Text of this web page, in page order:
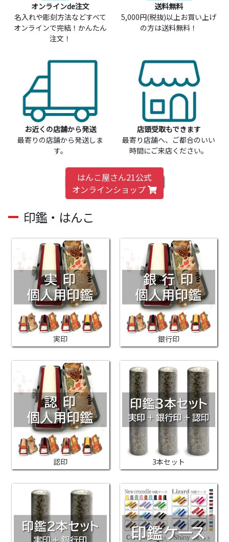
オンラインde注文
名入れや彫刻方法などすべて
オンラインで完結！かんたん
注文！
送料無料
5,000円(税抜)以上お買い上げ
の方は送料無料！
お近くの店舗から発送
最寄りの店舗から発送しま
す。
店頭受取もできます
最寄り店舗へ、ご都合のいい
時間にご来店ください。
はんこ屋さん21公式
オンラインショップ
印鑑・はんこ
実印 銀行印
認印 3本セット